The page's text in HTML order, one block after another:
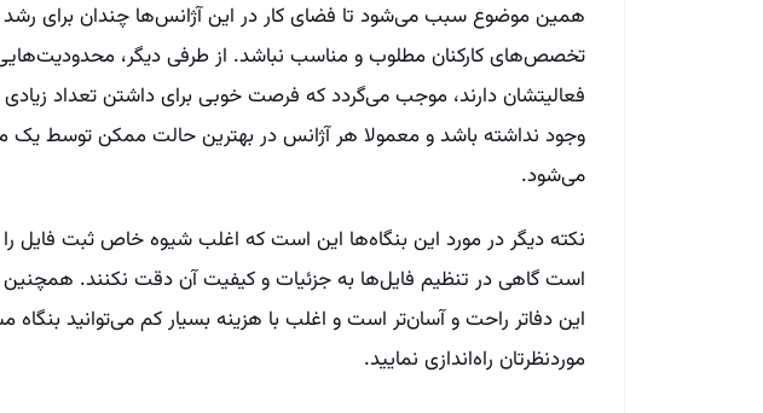
همین موضوع سبب می‌‌شود تا فضای کار در این آژانس‌‌ها چندان برای
تخصص‌‌های کارکنان مطلوب و مناسب نباشد. از طرفی دیگر،
فعالیتشان دارند، موجب می‌‌گردد که فرصت خوبی برای داشتن تعداد
وجود نداشته باشد و معمولا هر آژانس در بهترین حالت ممکن توسط یک
می‌‌شود.
نکته دیگر در مورد این بنگاه‌‌ها این است که اغلب شیوه خاص ثبت فایل
است گاهی در تنظیم فایل‌‌ها به جزئیات و کیفیت آن دقت نکنند. همچنین
این دفاتر راحت و آسان‌‌تر است و اغلب با هزینه بسیار کم می‌‌توانید بنگاه
موردنظرتان راه‌‌اندازی نمایید.